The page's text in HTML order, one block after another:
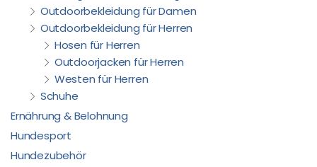
Outdoorbekleidung für Damen
Outdoorbekleidung für Herren
Hosen für Herren
Outdoorjacken für Herren
Westen für Herren
Schuhe
Ernährung & Belohnung
Hundesport
Hundezubehör